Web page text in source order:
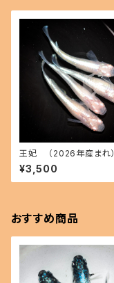
王妃 （2026年産まれ）
メス2(現物出品)
619-50959-a
¥3,500
おすすめ商品